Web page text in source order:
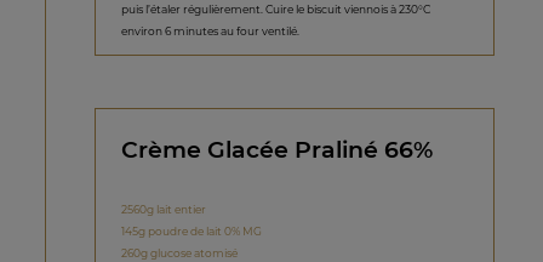
puis l’étaler régulièrement. Cuire le biscuit viennois à 230°C
environ 6 minutes au four ventilé.
Crème Glacée Praliné 66%
2560g lait entier
145g poudre de lait 0% MG
260g glucose atomisé